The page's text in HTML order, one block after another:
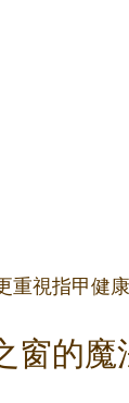
重視指甲健
窗的魔